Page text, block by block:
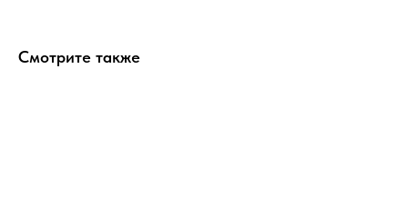
Смотрите также